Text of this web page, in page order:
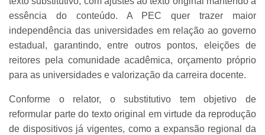
essência do conteúdo. A PEC quer trazer maior
independência das universidades em relação ao governo
estadual, garantindo, entre outros pontos, eleições de
reitores pela comunidade acadêmica, orçamento próprio
para as universidades e valorização da carreira docente.
Conforme o relator, o substitutivo tem objetivo de
reformular parte do texto original em virtude da reprodução
de dispositivos já vigentes, como a expansão regional da